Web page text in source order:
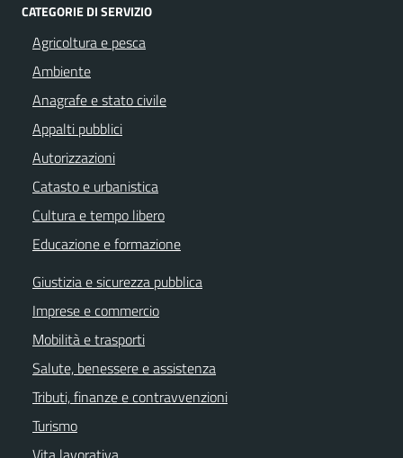
CATEGORIE DI SERVIZIO
Agricoltura e pesca
Ambiente
Anagrafe e stato civile
Appalti pubblici
Autorizzazioni
Catasto e urbanistica
Cultura e tempo libero
Educazione e formazione
Giustizia e sicurezza pubblica
Imprese e commercio
Mobilità e trasporti
Salute, benessere e assistenza
Tributi, finanze e contravvenzioni
Turismo